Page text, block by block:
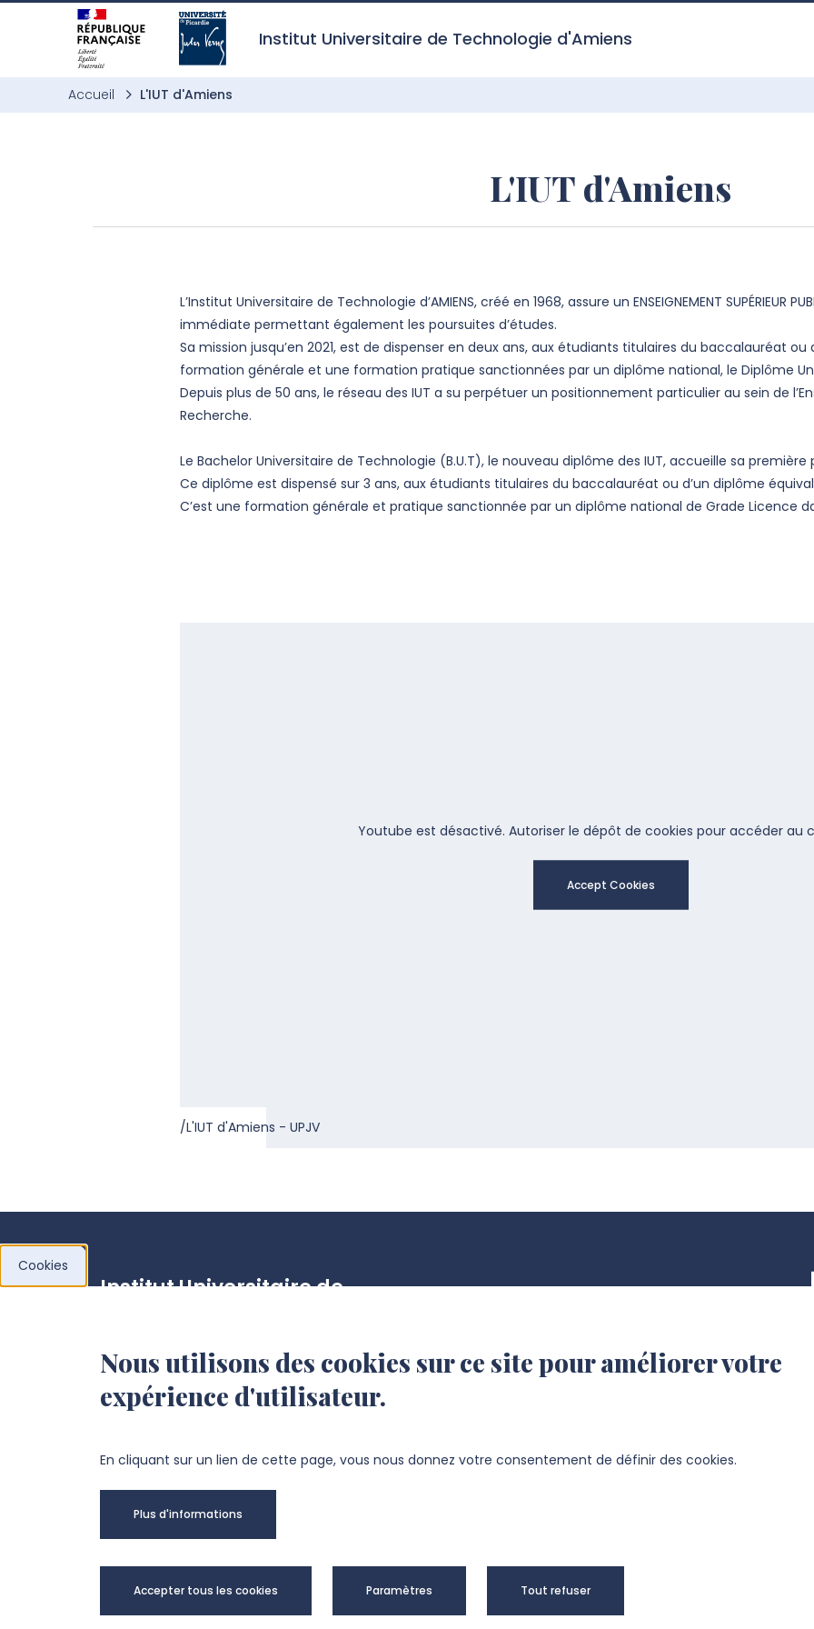
Aller à l’entête de page
Aller au menu principale
Aller au contenu principal
Aller à la recherche
Passer aux cookies
Aller au pied de page
Institut Universitaire de Technologie d'Amiens
Accueil L'IUT d'Amiens
L'IUT d'Amiens
L’Institut Universitaire de Technologie d’AMIENS, créé en 1968, assure un ENSEIGNEMENT SUPÉRIEUR
immédiate permettant également les poursuites d’études.
Sa mission jusqu’en 2021, est de dispenser en deux ans, aux étudiants titulaires du baccalauréat
formation générale et une formation pratique sanctionnées par un diplôme national, le Diplôme
Depuis plus de 50 ans, le réseau des IUT a su perpétuer un positionnement particulier au sein de
Recherche.
Le Bachelor Universitaire de Technologie (B.U.T), le nouveau diplôme des IUT, accueille sa
Ce diplôme est dispensé sur 3 ans, aux étudiants titulaires du baccalauréat ou d’un diplôme
C’est une formation générale et pratique sanctionnée par un diplôme national de Grade Licence
Youtube est désactivé. Autoriser le dépôt de cookies pour accéder au
Accept Cookies
/L'IUT d'Amiens - UPJV
Institut Universitaire de
Campus sud
Avenue des Facultés
+33 3 22 53 40 40
Université de Picardie Jules Verne -
@Copyright 2024
Cookies
Nous utilisons des cookies sur ce site pour améliorer votre
expérience d'utilisateur.
En cliquant sur un lien de cette page, vous nous donnez votre consentement de définir des cookies.
Plus d'informations
Accepter tous les cookies Paramètres Tout refuser